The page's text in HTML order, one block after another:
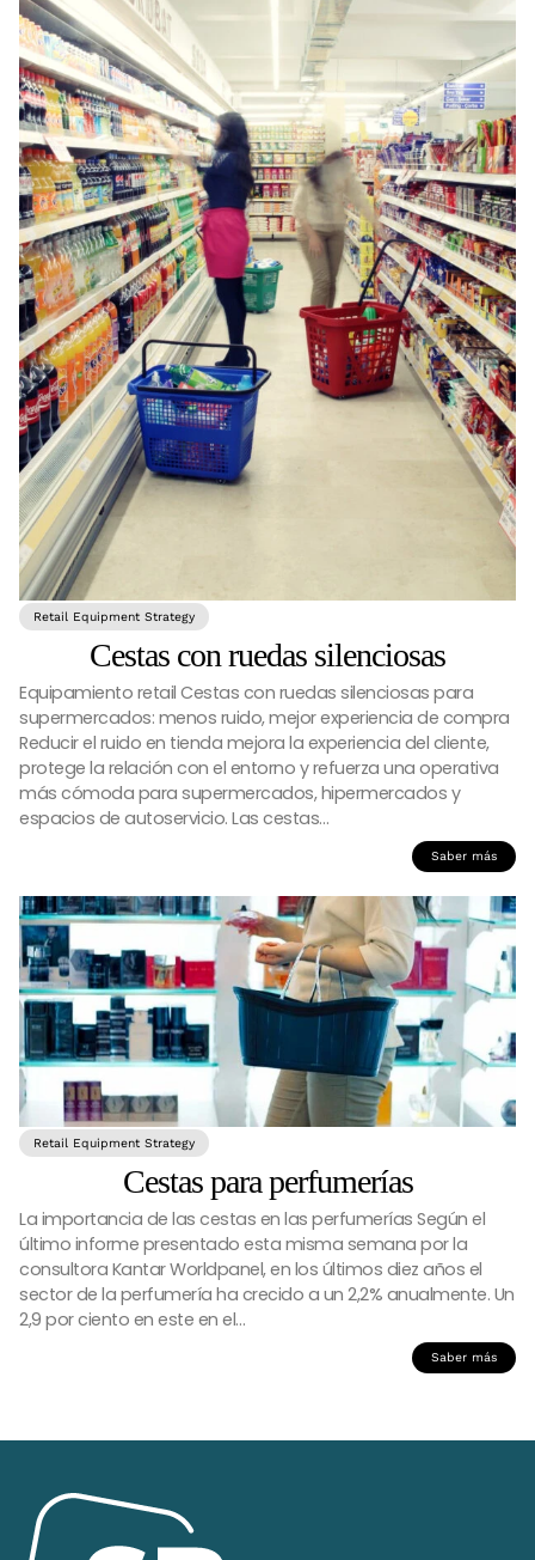
Retail Equipment Strategy
Cestas con ruedas silenciosas
Equipamiento retail Cestas con ruedas silenciosas para
supermercados: menos ruido, mejor experiencia de compra
Reducir el ruido en tienda mejora la experiencia del cliente,
protege la relación con el entorno y refuerza una operativa
más cómoda para supermercados, hipermercados y
espacios de autoservicio. Las cestas…
Saber más
Retail Equipment Strategy
Cestas para perfumerías
La importancia de las cestas en las perfumerías Según el
último informe presentado esta misma semana por la
consultora Kantar Worldpanel, en los últimos diez años el
sector de la perfumería ha crecido a un 2,2% anualmente. Un
2,9 por ciento en este en el…
Saber más